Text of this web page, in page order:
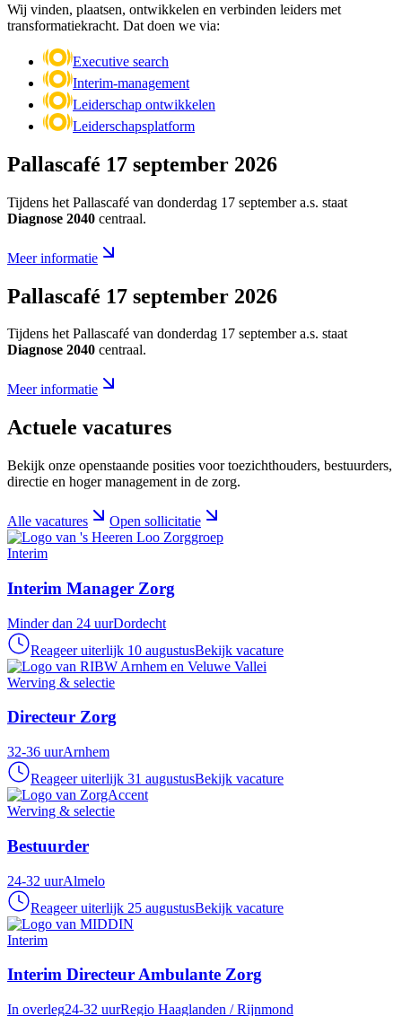
Wij vinden, plaatsen, ontwikkelen en verbinden leiders met
transformatiekracht. Dat doen we via:
Executive search
Interim-management
Leiderschap ontwikkelen
Leiderschapsplatform
Pallascafé 17 september 2026
Tijdens het Pallascafé van donderdag 17 september a.s. staat
Diagnose 2040 centraal.
Meer informatie
Pallascafé 17 september 2026
Tijdens het Pallascafé van donderdag 17 september a.s. staat
Diagnose 2040 centraal.
Meer informatie
Actuele vacatures
Bekijk onze openstaande posities voor toezichthouders, bestuurders,
directie en hoger management in de zorg.
Alle vacatures Open sollicitatie
Interim
Interim Manager Zorg
Minder dan 24 uurDordecht
Reageer uiterlijk 10 augustusBekijk vacature
Werving & selectie
Directeur Zorg
32-36 uurArnhem
Reageer uiterlijk 31 augustusBekijk vacature
Werving & selectie
Bestuurder
24-32 uurAlmelo
Reageer uiterlijk 25 augustusBekijk vacature
Interim
Interim Directeur Ambulante Zorg
In overleg24-32 uurRegio Haaglanden / Rijnmond